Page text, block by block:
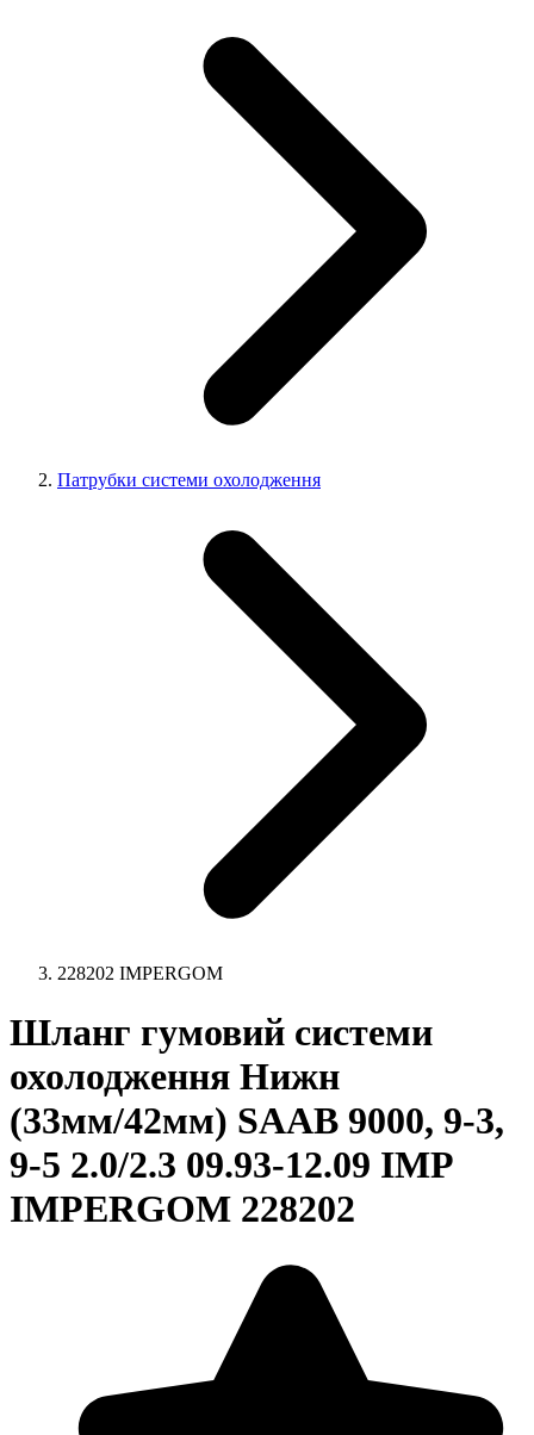
Патрубки системи охолодження
228202 IMPERGOM
Шланг гумовий системи
охолодження Нижн
(33мм/42мм) SAAB 9000, 9-3,
9-5 2.0/2.3 09.93-12.09 IMP
IMPERGOM 228202